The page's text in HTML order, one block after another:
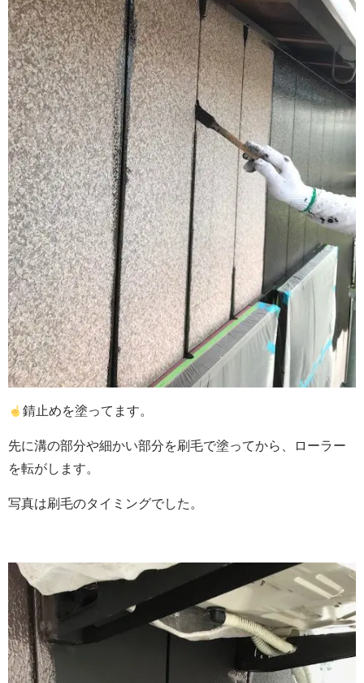
錆止めを塗ってます。
先に溝の部分や細かい部分を刷毛で塗ってから、ローラー
を転がします。
写真は刷毛のタイミングでした。